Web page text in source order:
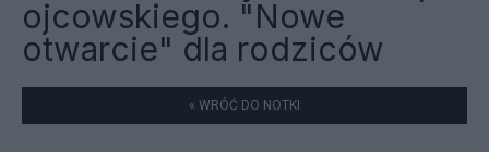
ojcowskiego. "Nowe
otwarcie" dla rodziców
« WRÓĆ DO NOTKI